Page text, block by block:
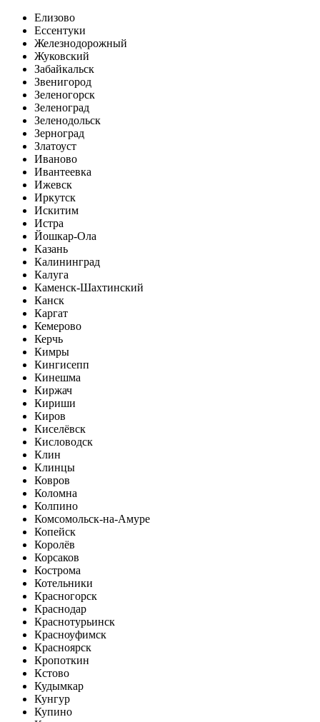
Елизово
Ессентуки
Железнодорожный
Жуковский
Забайкальск
Звенигород
Зеленогорск
Зеленоград
Зеленодольск
Зерноград
Златоуст
Иваново
Ивантеевка
Ижевск
Иркутск
Искитим
Истра
Йошкар-Ола
Казань
Калининград
Калуга
Каменск-Шахтинский
Канск
Каргат
Кемерово
Керчь
Кимры
Кингисепп
Кинешма
Киржач
Кириши
Киров
Киселёвск
Кисловодск
Клин
Клинцы
Ковров
Коломна
Колпино
Комсомольск-на-Амуре
Копейск
Королёв
Корсаков
Кострома
Котельники
Красногорск
Краснодар
Краснотурьинск
Красноуфимск
Красноярск
Кропоткин
Кстово
Кудымкар
Кунгур
Купино